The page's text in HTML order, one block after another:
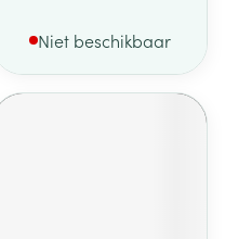
Niet beschikbaar